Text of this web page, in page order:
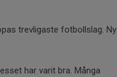
trevligaste fotbollslag. Ny
har varit bra. Många